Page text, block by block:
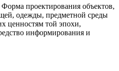
Форма проектирования объектов,
одежды, предметной среды
ценностям той эпохи,
информирования и